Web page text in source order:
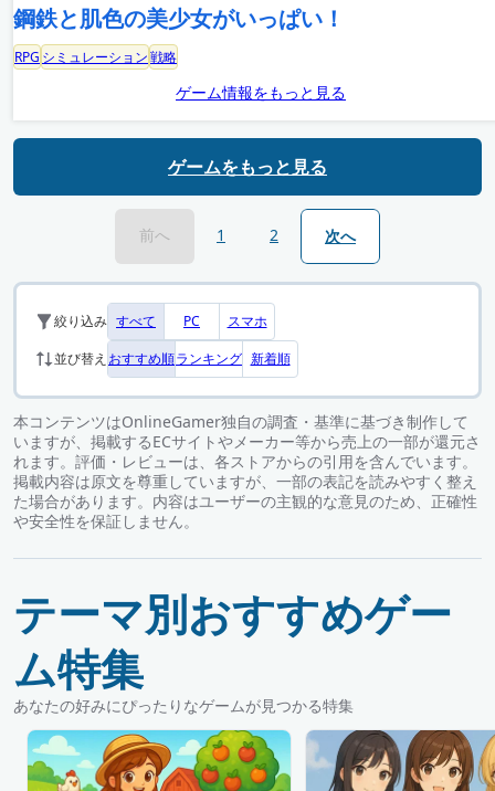
鋼鉄と肌色の美少女がいっぱい！
RPG シミュレーション戦略
ゲーム情報をもっと見る
ゲームをもっと見る
前へ 1 2 次へ
絞り込み すべて PC スマホ
並び替え おすすめ順ランキング 新着順
本コンテンツはOnlineGamer独自の調査・基準に基づき制作して
いますが、掲載するECサイトやメーカー等から売上の一部が還元さ
れます。評価・レビューは、各ストアからの引用を含んでいます。
掲載内容は原文を尊重していますが、一部の表記を読みやすく整え
た場合があります。内容はユーザーの主観的な意見のため、正確性
や安全性を保証しません。
テーマ別おすすめゲー
ム特集
あなたの好みにぴったりなゲームが見つかる特集